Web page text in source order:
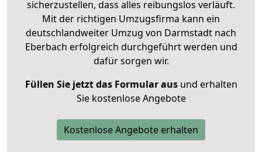
sicherzustellen, dass alles reibungslos verläuft.
Mit der richtigen Umzugsfirma kann ein
deutschlandweiter Umzug von Darmstadt nach
Eberbach erfolgreich durchgeführt werden und
dafür sorgen wir.
Füllen Sie jetzt das Formular ausund erhalten
Sie kostenlose Angebote
Kostenlose Angebote erhalten